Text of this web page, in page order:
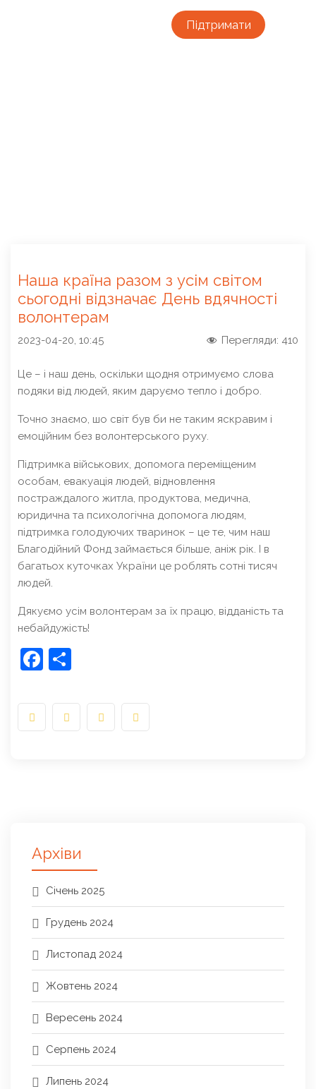
Підтримати
Наша країна разом з усім світом
сьогодні відзначає День вдячності
волонтерам
2023-04-20, 10:45 Перегляди: 410
Це – і наш день, оскільки щодня отримуємо слова
подяки від людей, яким даруємо тепло і добро.
Точно знаємо, шо світ був би не таким яскравим і
емоційним без волонтерського руху.
Підтримка військових, допомога переміщеним
особам, евакуація людей, відновлення
постраждалого житла, продуктова, медична,
юридична та психологічна допомога людям,
підтримка голодуючих тваринок – це те, чим наш
Благодійний Фонд займається більше, аніж рік. І в
багатьох куточках України це роблять сотні тисяч
людей.
Дякуємо усім волонтерам за їх працю, відданість та
небайдужість!
Facebook
Архіви
Січень 2025
Грудень 2024
Листопад 2024
Жовтень 2024
Вересень 2024
Серпень 2024
Липень 2024